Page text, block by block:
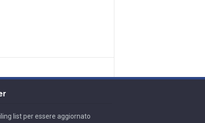
list per essere aggiornato